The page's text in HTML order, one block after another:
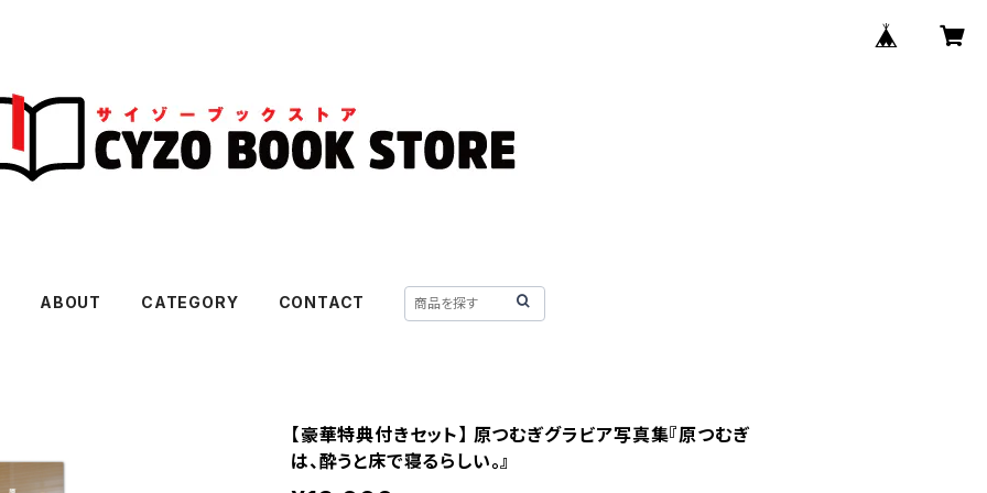
ABOUT CATEGORY CONTACT
【豪華特典付きセット】 原つむぎグラビア写真集『原つむぎ
は、酔うと床で寝るらしい。』